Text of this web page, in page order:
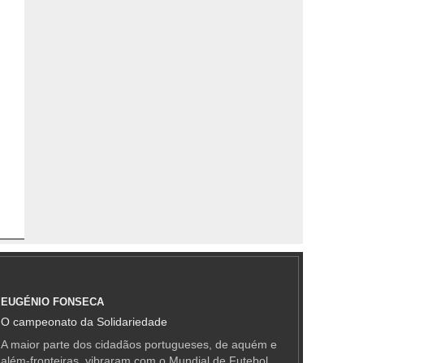
EUGÉNIO FONSECA
O campeonato da Solidariedade
A maior parte dos cidadãos portugueses, de aquém e
além-fronteiras, vibraram com o Mundial de Futebol,